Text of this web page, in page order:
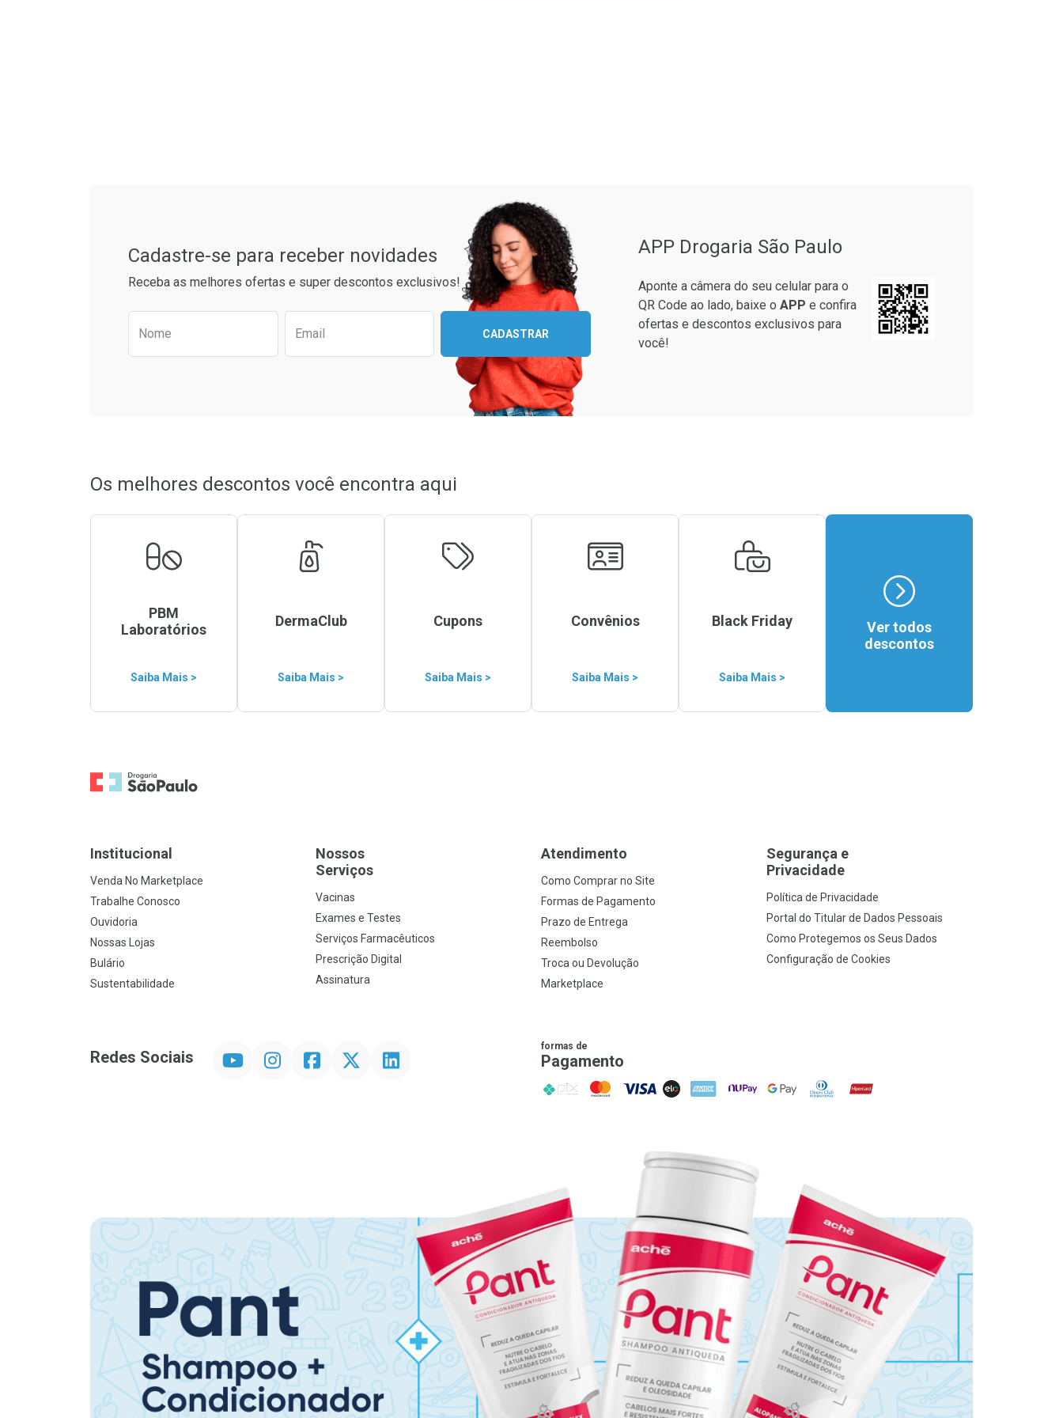
Cadastre-se para receber novidades
Receba as melhores ofertas e super descontos exclusivos!
Preencha o formulário abaixo para receber as melhores ofertas:
Nome Email CADASTRAR
APP Drogaria São Paulo
Aponte a câmera do seu celular para o
QR Code ao lado, baixe o APP e confira
ofertas e descontos exclusivos para
você!
Os melhores descontos você encontra aqui
PBM
Laboratórios
Saiba Mais >
DermaClub
Saiba Mais >
Cupons
Saiba Mais >
Convênios
Saiba Mais >
Black Friday
Saiba Mais >
Ver todos
descontos
Ir para a Home
Institucional
Venda No Marketplace
Trabalhe Conosco
Ouvidoria
Nossas Lojas
Bulário
Sustentabilidade
Nossos
Serviços
Vacinas
Exames e Testes
Serviços Farmacêuticos
Prescrição Digital
Assinatura
Atendimento
Como Comprar no Site
Formas de Pagamento
Prazo de Entrega
Reembolso
Troca ou Devolução
Marketplace
Segurança e
Privacidade
Política de Privacidade
Portal do Titular de Dados Pessoais
Como Protegemos os Seus Dados
Configuração de Cookies
Redes Sociais InstagramFacebookTwitter Linkedin formas de
Pagamento
PIX MasterCard
VISA ELO AMEX NuPay Google PayDiners ClubHipercard